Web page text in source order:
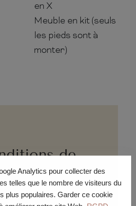
Analytics pour collecter des
telles que le nombre de visiteurs du
plus populaires. Garder ce cookie
en X
Meuble en kit (seuls
les pieds sont à
monter)
de